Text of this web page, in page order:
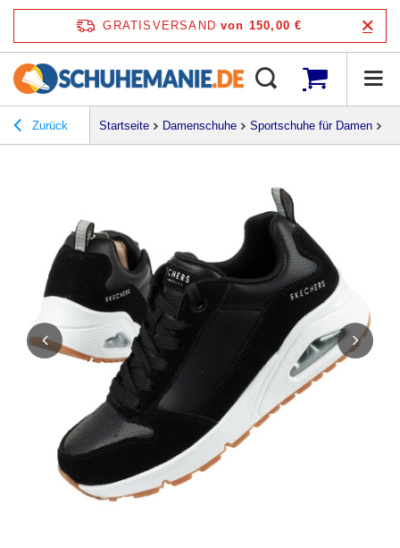
GRATISVERSAND von 150,00 €
Zurück Startseite Damenschuhe Sportschuhe für Damen